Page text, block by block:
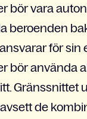
bör vara
beroenden
för sin
bör använda
Gränssnittet
de